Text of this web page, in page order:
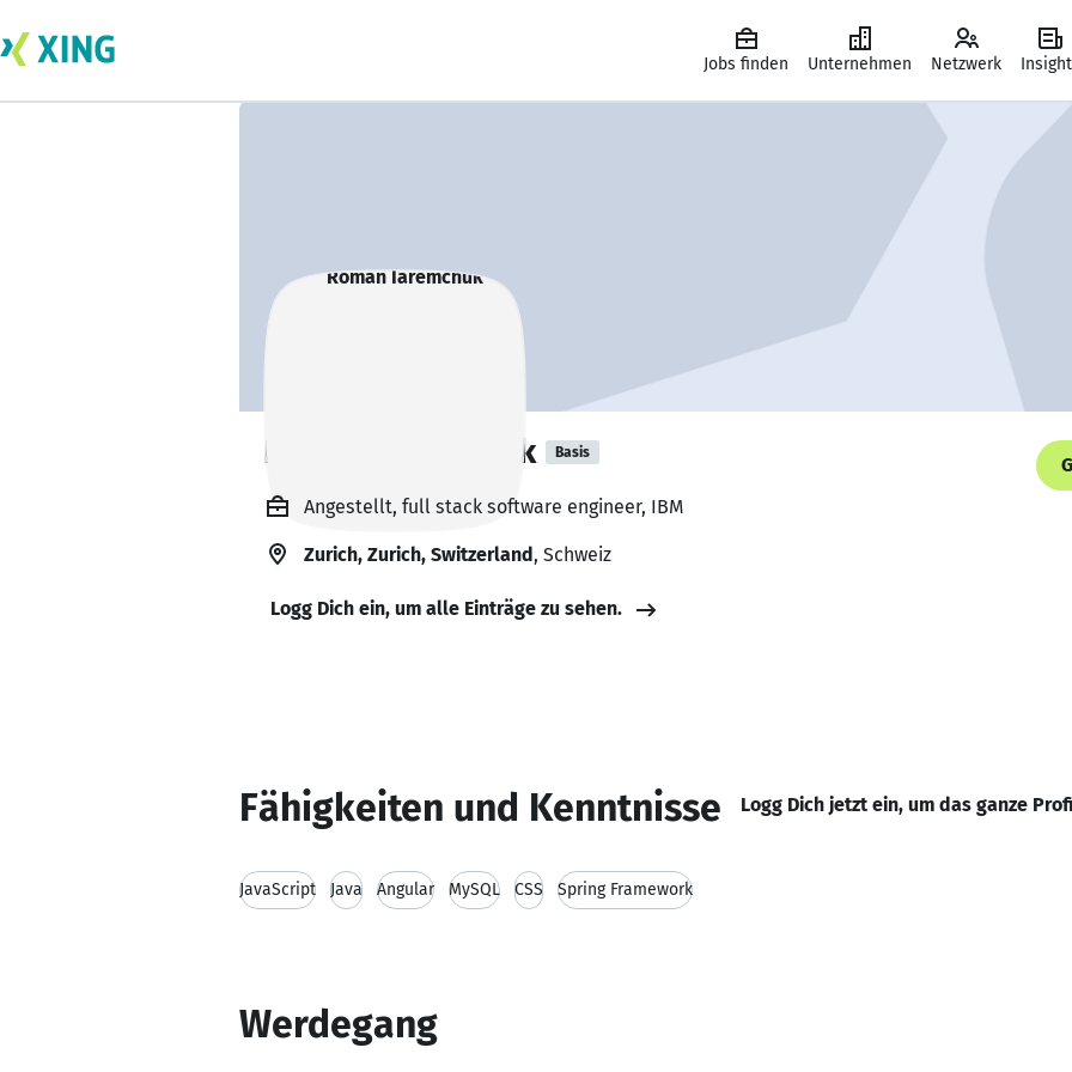
Jobs finden Unternehmen Netzwerk
Roman Iaremchuk Basis
Angestellt, full stack software engineer, IBM
Zurich, Zurich, Switzerland, Schweiz
Logg Dich ein, um alle Einträge zu sehen.
Fähigkeiten und Kenntnisse Logg Dich jetzt ein, um das ganze
JavaScript Java Angular MySQL CSS Spring Framework
Werdegang